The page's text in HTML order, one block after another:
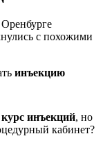
с похожими
инъекцию
инъекций, но
кабинет?